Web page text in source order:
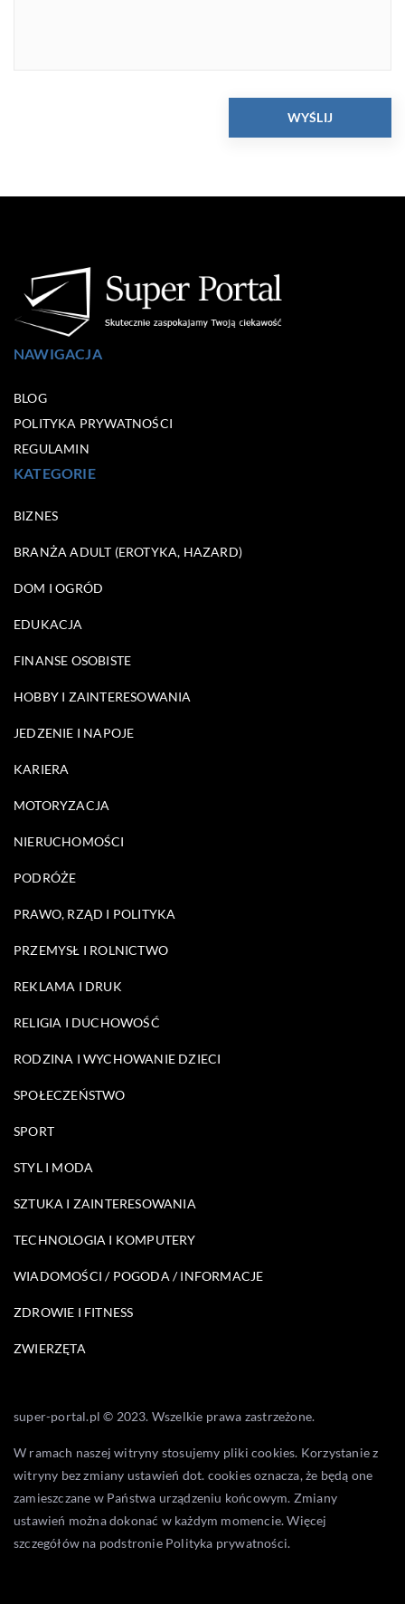
NAWIGACJA
BLOG
POLITYKA PRYWATNOŚCI
REGULAMIN
KATEGORIE
BIZNES
BRANŻA ADULT (EROTYKA, HAZARD)
DOM I OGRÓD
EDUKACJA
FINANSE OSOBISTE
HOBBY I ZAINTERESOWANIA
JEDZENIE I NAPOJE
KARIERA
MOTORYZACJA
NIERUCHOMOŚCI
PODRÓŻE
PRAWO, RZĄD I POLITYKA
PRZEMYSŁ I ROLNICTWO
REKLAMA I DRUK
RELIGIA I DUCHOWOŚĆ
RODZINA I WYCHOWANIE DZIECI
SPOŁECZEŃSTWO
SPORT
STYL I MODA
SZTUKA I ZAINTERESOWANIA
TECHNOLOGIA I KOMPUTERY
WIADOMOŚCI / POGODA / INFORMACJE
ZDROWIE I FITNESS
ZWIERZĘTA
super-portal.pl © 2023. Wszelkie prawa zastrzeżone.
W ramach naszej witryny stosujemy pliki cookies. Korzystanie z
witryny bez zmiany ustawień dot. cookies oznacza, że będą one
zamieszczane w Państwa urządzeniu końcowym. Zmiany
ustawień można dokonać w każdym momencie. Więcej
szczegółów na podstronie Polityka prywatności.